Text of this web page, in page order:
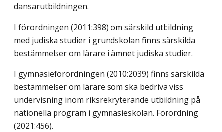
dansarutbildningen.
I förordningen (2011:398) om särskild utbildning
med judiska studier i grundskolan finns särskilda
bestämmelser om lärare i ämnet judiska studier.
I gymnasieförordningen (2010:2039) finns särskilda
bestämmelser om lärare som ska bedriva viss
undervisning inom riksrekryterande utbildning på
nationella program i gymnasieskolan. Förordning
(2021:456).